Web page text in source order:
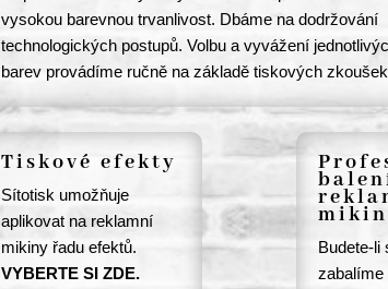
vysokou barevnou trvanlivost. Dbáme na dodržování
technologických postupů. Volbu a vyvážení
barev provádíme ručně na základě tiskových
Tiskové efekty
Sítotisk umožňuje
aplikovat na reklamní
mikiny řadu efektů.
VYBERTE SI ZDE.
mikin
Budete-li
zabalíme